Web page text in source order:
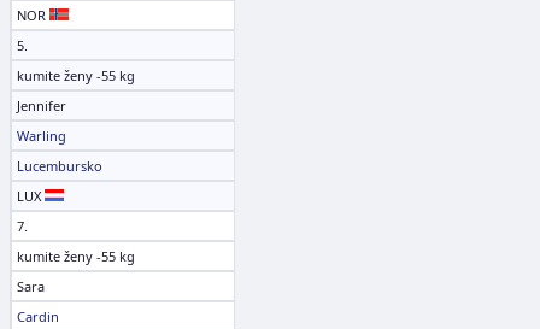
NOR
5.
kumite ženy -55 kg
Jennifer
Warling
Lucembursko
LUX
7.
kumite ženy -55 kg
Sara
Cardin